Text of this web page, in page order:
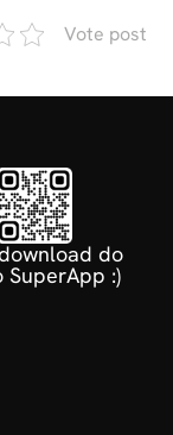
Vote post
do
SuperApp :)